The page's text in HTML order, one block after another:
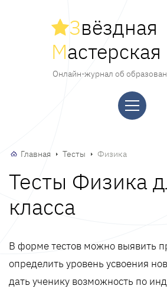
Звёздная
Мастерская
Онлайн-журнал об
Главная Тесты Физика
Тесты Физика
класса
В форме тестов можно выявить
определить уровень усвоения
дать ученику возможность по